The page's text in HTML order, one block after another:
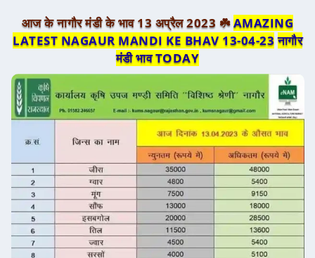
आज के नागौर मंडी के भाव 13 अप्रैल 2023 ☘️AMAZING
LATEST NAGAUR MANDI KE BHAV 13-04-23 नागौर
मंडी भाव TODAY